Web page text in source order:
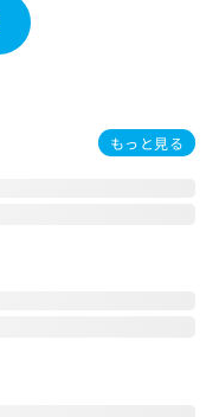
もっと見る